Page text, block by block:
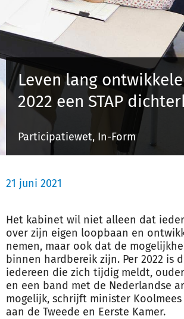
Opleidingen
Juridisch advies
Inloggen op de kennisbank
Inloggen
Registreren
Leven lang
2022 een STAP
Participatiewet, In-Form
21 juni 2021
Het kabinet wil niet alleen dat
over zijn eigen loopbaan en
nemen, maar ook dat de
binnen hardbereik zijn. Per 2022 is
iedereen die zich tijdig meldt,
en een band met de Nederlandse
mogelijk, schrijft minister
aan de Tweede en Eerste Kamer.